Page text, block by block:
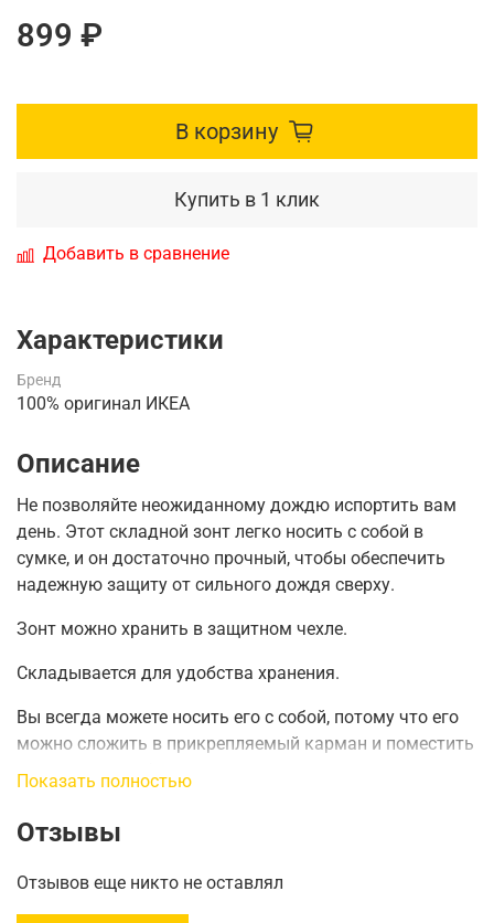
899 ₽
В корзину
Купить в 1 клик
Добавить в сравнение
Характеристики
Бренд
100% оригинал ИКЕА
Описание
Не позволяйте неожиданному дождю испортить вам
день. Этот складной зонт легко носить с собой в
сумке, и он достаточно прочный, чтобы обеспечить
надежную защиту от сильного дождя сверху.
Зонт можно хранить в защитном чехле.
Складывается для удобства хранения.
Вы всегда можете носить его с собой, потому что его
можно сложить в прикрепляемый карман и поместить
в сумочку, портфель или карман пальто.
Показать полностью
Отзывы
Отзывов еще никто не оставлял